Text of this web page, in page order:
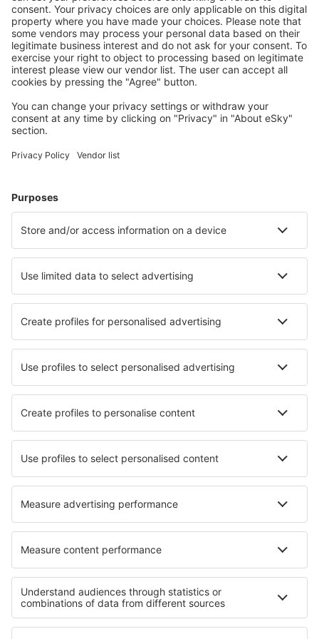
pohodlně
Naplánujte si cestu
Letenky
Ubytování
Let+Hotel
Hotely
Transfery
Sportovní události
Přečtěte si více
Garance nejnižší ceny
Mobilní aplikace
Letecké společnosti
Ryanair
Wizz Air
easyJet
Lufthansa
O eSky
Všeobecné podmínky
Moje rezervace
Politika ochrany soukromí
Podpora a kontakt